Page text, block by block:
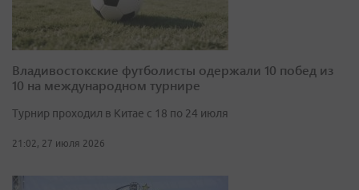
Владивостокские футболисты одержали 10 побед из
10 на международном турнире
Турнир проходил в Китае с 18 по 24 июля
21:02, 27 июля 2026